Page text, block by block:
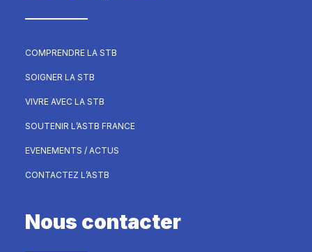
COMPRENDRE LA STB
SOIGNER LA STB
VIVRE AVEC LA STB
SOUTENIR L’ASTB FRANCE
EVENEMENTS / ACTUS
CONTACTEZ L’ASTB
Nous contacter